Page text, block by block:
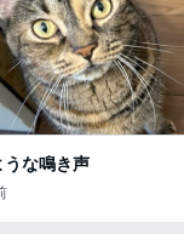
うな鳴き声